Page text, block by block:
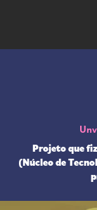
Projeto que
(Núcleo de